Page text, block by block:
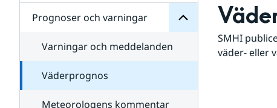
Prognoser och varningar
Varningar och meddelanden
Väderprognos
Meteorologens kommentar
SMHI
väder- eller